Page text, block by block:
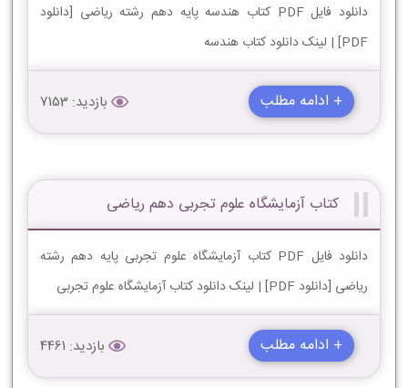
دانلود فایل PDF کتاب هندسه پایه دهم رشته ریاضی [دانلود
PDF] | لینک دانلود کتاب هندسه
+ ادامه مطلب بازدید: 7153
کتاب آزمایشگاه علوم تجربی دهم ریاضی
دانلود فایل PDF کتاب آزمایشگاه علوم تجربی پایه دهم رشته
ریاضی [دانلود PDF] | لینک دانلود کتاب آزمایشگاه علوم تجربی
+ ادامه مطلب بازدید: 4461